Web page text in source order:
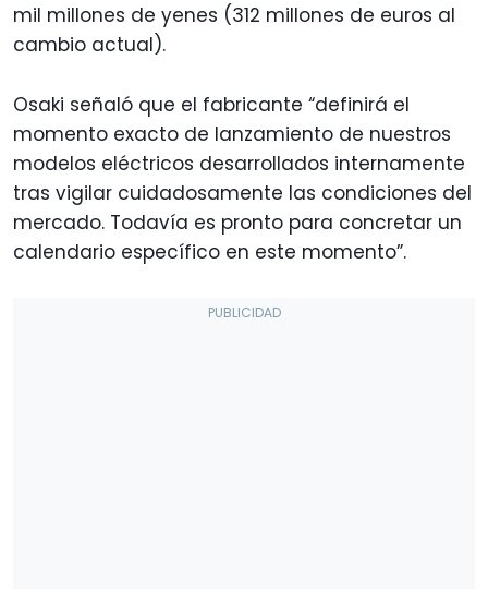
mil millones de yenes (312 millones de euros al
cambio actual).
Osaki señaló que el fabricante “definirá el
momento exacto de lanzamiento de nuestros
modelos eléctricos desarrollados internamente
tras vigilar cuidadosamente las condiciones del
mercado. Todavía es pronto para concretar un
calendario específico en este momento”.